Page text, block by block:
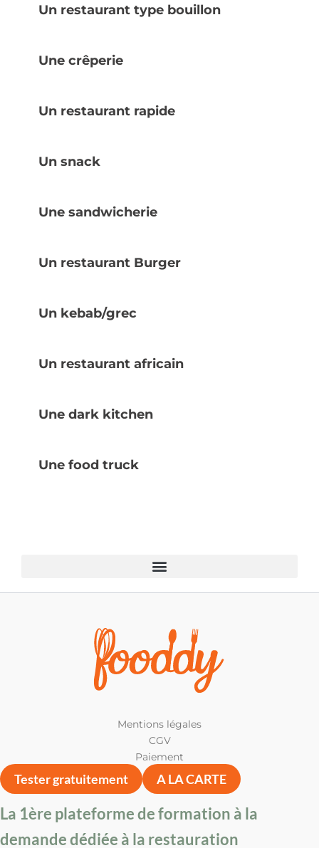
Un restaurant type bouillon
Une crêperie
Un restaurant rapide
Un snack
Une sandwicherie
Un restaurant Burger
Un kebab/grec
Un restaurant africain
Une dark kitchen
Une food truck
Mentions légales
CGV
Paiement
Tester gratuitement A LA CARTE
La 1ère plateforme de formation à la
demande dédiée à la restauration